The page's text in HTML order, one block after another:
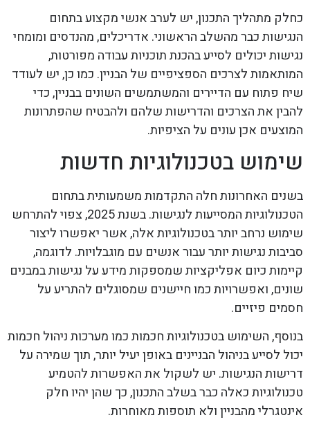
כחלק מתהליך התכנון, יש לערב אנשי מקצוע בתחום
הנגישות כבר מהשלב הראשוני. אדריכלים, מהנדסים ומומחי
נגישות יכולים לסייע בהכנת תוכניות עבודה מפורטות,
המותאמות לצרכים הספציפיים של הבניין. כמו כן, יש לעודד
שיח פתוח עם הדיירים והמשתמשים השונים בבניין, כדי
להבין את הצרכים והדרישות שלהם ולהבטיח שהפתרונות
המוצעים אכן עונים על הציפיות.
שימוש בטכנולוגיות חדשות
בשנים האחרונות חלה התקדמות משמעותית בתחום
הטכנולוגיות המסייעות לנגישות. בשנת 2025, צפוי להתרחש
שימוש נרחב יותר בטכנולוגיות אלה, אשר יאפשרו ליצור
סביבות נגישות יותר עבור אנשים עם מוגבלויות. לדוגמה,
קיימות כיום אפליקציות שמספקות מידע על נגישות במבנים
שונים, ואפשרויות כמו חיישנים שמסוגלים להתריע על
חסמים פיזיים.
בנוסף, השימוש בטכנולוגיות חכמות כמו מערכות ניהול חכמות
יכול לסייע בניהול הבניינים באופן יעיל יותר, תוך שמירה על
דרישות הנגישות. יש לשקול את האפשרות להטמיע
טכנולוגיות כאלה כבר בשלב התכנון, כך שהן יהיו חלק
אינטגרלי מהבניין ולא תוספות מאוחרות.